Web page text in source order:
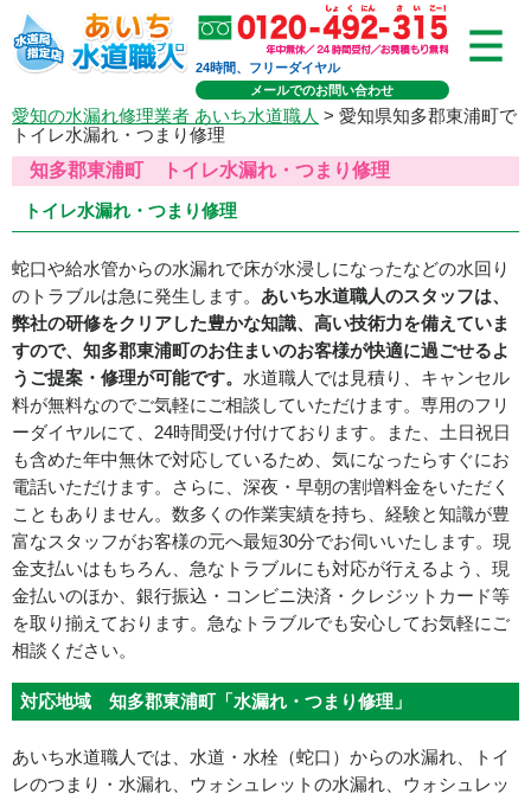
24時間、フリーダイヤル
メールでのお問い合わせ
愛知の水漏れ修理業者 あいち水道職人 > 愛知県知多郡東浦町で
トイレ水漏れ・つまり修理
知多郡東浦町 トイレ水漏れ・つまり修理
トイレ水漏れ・つまり修理
蛇口や給水管からの水漏れで床が水浸しになったなどの水回り
のトラブルは急に発生します。 あいち水道職人のスタッフは、
弊社の研修をクリアした豊かな知識、高い技術力を備えていま
すので、知多郡東浦町のお住まいのお客様が快適に過ごせるよ
うご提案・修理が可能です。 水道職人では見積り、キャンセル
料が無料なのでご気軽にご相談していただけます。専用のフリ
ーダイヤルにて、24時間受け付けております。また、土日祝日
も含めた年中無休で対応しているため、気になったらすぐにお
電話いただけます。さらに、深夜・早朝の割増料金をいただく
こともありません。数多くの作業実績を持ち、経験と知識が豊
富なスタッフがお客様の元へ最短30分でお伺いいたします。現
金支払いはもちろん、急なトラブルにも対応が行えるよう、現
金払いのほか、銀行振込・コンビニ決済・クレジットカード等
を取り揃えております。急なトラブルでも安心してお気軽にご
相談ください。
対応地域 知多郡東浦町「水漏れ・つまり修理」
あいち水道職人では、水道・水栓（蛇口）からの水漏れ、トイ
レのつまり・水漏れ、ウォシュレットの水漏れ、ウォシュレッ